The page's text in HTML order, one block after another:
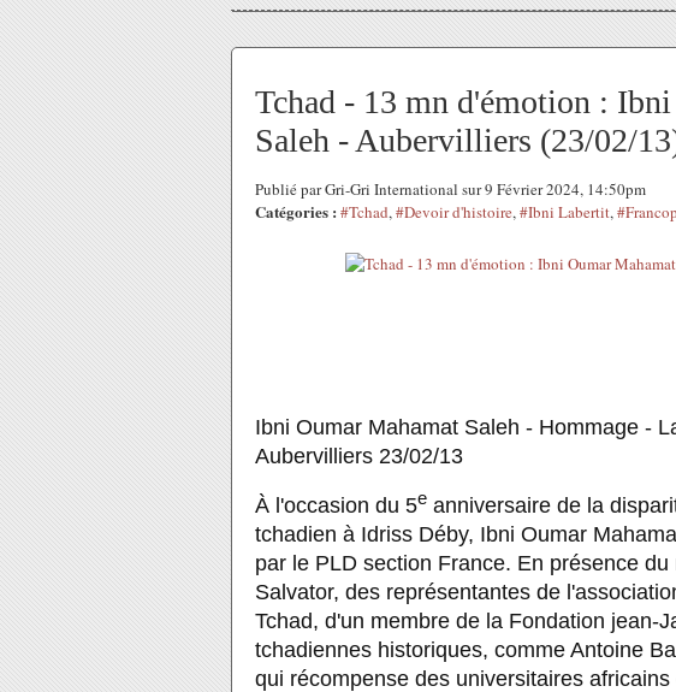
Tchad - 13 mn d'émotion :
Saleh - Aubervilliers (23/02/
Publié par Gri-Gri International sur 9 Février 2024, 14:50pm
Catégories : #Tchad,#Devoir d'histoire,#Ibni Labertit,
Ibni Oumar Mahamat Saleh - Hommage -
Aubervilliers 23/02/13
À l'occasion du 5e anniversaire de la
tchadien à Idriss Déby, Ibni Oumar
par le PLD section France. En présence
Salvator, des représentantes de
Tchad, d'un membre de la Fondation jean-
tchadiennes historiques, comme Antoine
qui récompense des universitaires